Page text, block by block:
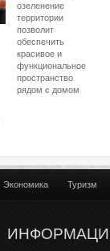
озеленение
территории
позволит
обеспечить
красивое и
функциональное
пространство
рядом с домом
Экономика Туризм